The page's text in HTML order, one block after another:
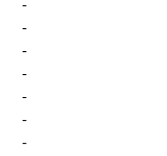
-
-
-
-
-
-
-